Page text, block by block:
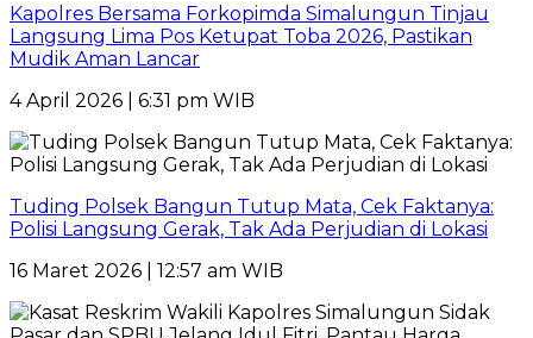
Kapolres Bersama Forkopimda Simalungun Tinjau
Langsung Lima Pos Ketupat Toba 2026, Pastikan
Mudik Aman Lancar
4 April 2026 | 6:31 pm WIB
Tuding Polsek Bangun Tutup Mata, Cek Faktanya:
Polisi Langsung Gerak, Tak Ada Perjudian di Lokasi
16 Maret 2026 | 12:57 am WIB